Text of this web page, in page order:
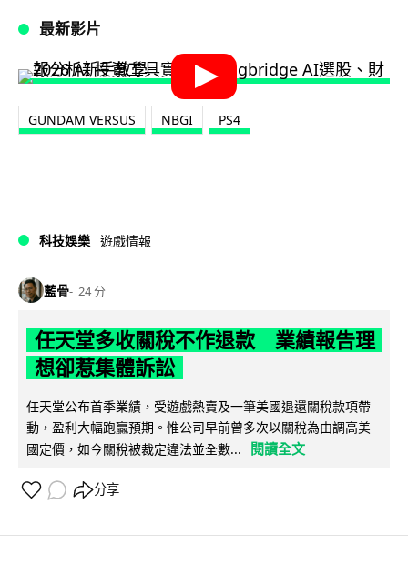
最新影片
GUNDAM VERSUS NBGI PS4
科技娛樂 遊戲情報
藍骨 24 分
任天堂多收關稅不作退款 業績報告理
想卻惹集體訴訟
任天堂公布首季業績，受遊戲熱賣及一筆美國退還關稅款項帶
動，盈利大幅跑贏預期。惟公司早前曾多次以關稅為由調高美
國定價，如今關稅被裁定違法並全數...
閱讀全文
分享